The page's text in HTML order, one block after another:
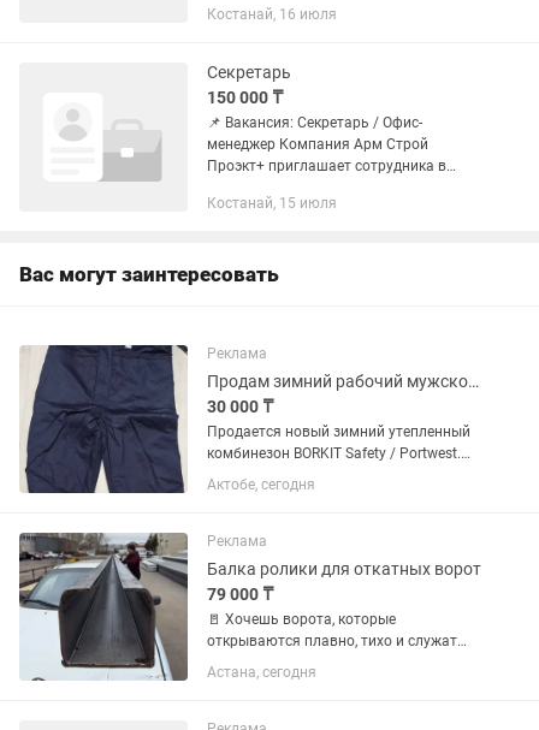
Помощь в сборке и упаковке оконных
Костанай, 16 июля
Секретарь
150 000 ₸
📌 Вакансия: Секретарь / Офис-
менеджер Компания Арм Строй
Проэкт+ приглашает сотрудника в
делать: •Принимать звонки и
Костанай, 15 июля
Вас могут заинтересовать
Реклама
Продам зимний рабочий мужской комбинезон
30 000 ₸
Продается новый зимний утепленный
комбинезон BORKIT Safety / Portwest.
Характеристики: Размер: 3XL Цвет:
темно-синий Состояние: новый, в
Светоотражающие полосы
Огнестойкая...
Актобе, сегодня
Реклама
Балка ролики для откатных ворот
79 000 ₸
🚪 Хочешь ворота, которые
открываются плавно, тихо и служат
годами? Тогда смотри сюда 👇 🔥
Комплект балок и роликов для
Астана, сегодня